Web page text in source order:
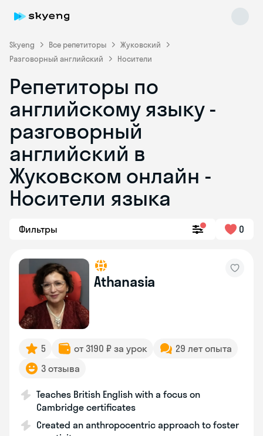
Skyeng Все репетиторы
Жуковский
Разговорный английский
Носители
Репетиторы по
английскому языку -
разговорный
английский в
Жуковском онлайн -
Носители языка
Фильтры 0
Athanasia
5 от 3190 ₽ за урок
29 лет опыта
3 отзыва
Teaches British English with a focus on
Cambridge certificates
Created an anthropocentric approach to foster
Skyeng Chat